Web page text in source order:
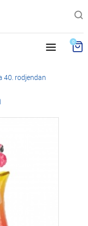
0
40. rodjendan